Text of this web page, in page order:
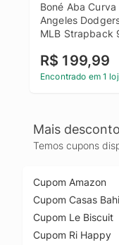
Boné Aba Curva
Angeles
MLB Strapback
R$ 199,99
Encontrado em 1
Mais
Temos cupons
Cupom Amazon
Cupom Casas
Cupom Le Biscuit
Cupom Ri Happy